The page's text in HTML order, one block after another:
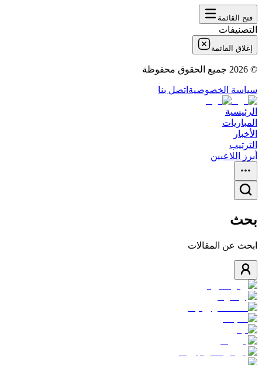
فتح القائمة
التصنيفات
إغلاق القائمة
©
2026 جميع الحقوق محفوظة
سياسة الخصوصية اتصل بنا
الرئيسية
المباريات
الأخبار
الترتيب
أبرز اللاعبين
بحث
ابحث عن المقالات